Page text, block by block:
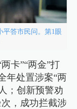
平答市民问。第1眼
卡”“两金”打
年处置涉案“两
；创新预警劝
，成功拦截涉